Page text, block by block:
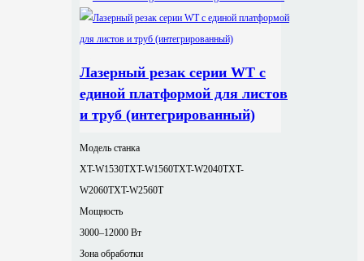
Лазерный резак серии WT с
единой платформой для листов
и труб (интегрированный)
Модель станка
XT-W1530TXT-W1560TXT-W2040TXT-
W2060TXT-W2560T
Мощность
3000–12000 Вт
Зона обработки